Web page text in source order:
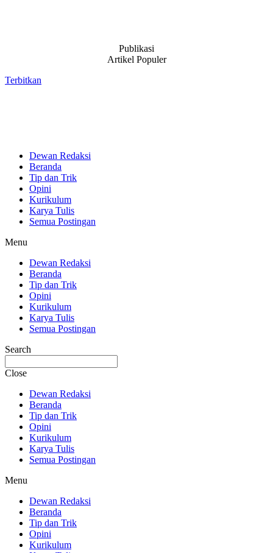
Publikasi
Artikel Populer
Terbitkan
Dewan Redaksi
Beranda
Tip dan Trik
Opini
Kurikulum
Karya Tulis
Semua Postingan
Menu
Dewan Redaksi
Beranda
Tip dan Trik
Opini
Kurikulum
Karya Tulis
Semua Postingan
Search
Close
Dewan Redaksi
Beranda
Tip dan Trik
Opini
Kurikulum
Karya Tulis
Semua Postingan
Menu
Dewan Redaksi
Beranda
Tip dan Trik
Opini
Kurikulum